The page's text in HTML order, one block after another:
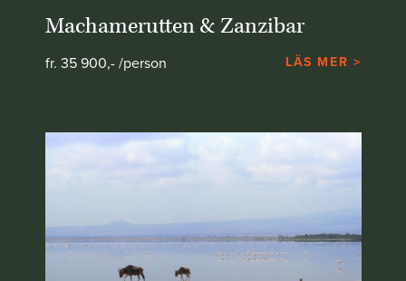
Machamerutten & Zanzibar
fr. 35 900,- /person LÄS MER >